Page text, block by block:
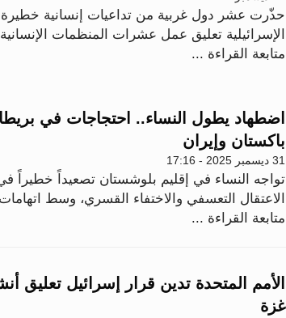
حذّرت عشر دول غربية من تداعيات إنسانية
الإسرائيلية تعليق عمل عشرات المنظمات
متابعة القراءة ...
اضطهاد يطول النساء.. احتجاجات في
باكستان وإيران
31 ديسمبر 2025 - 17:16
تواجه النساء في إقليم بلوشستان تصعيداً خطيراً
الاعتقال التعسفي والاختفاء القسري، وسط
متابعة القراءة ...
الأمم المتحدة تدين قرار إسرائيل تعليق
غزة